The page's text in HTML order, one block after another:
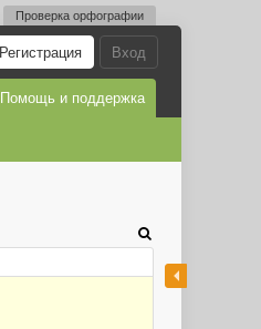
Проверка орфографии
Вход
Регистрация
Помощь и поддержка